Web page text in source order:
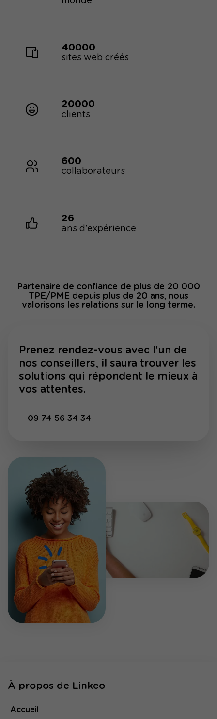
40000
sites web créés
20000
clients
600
collaborateurs
26
ans d'expérience
Partenaire de confiance de plus de 20 000
TPE/PME depuis plus de 20 ans, nous
valorisons les relations sur le long terme.
Prenez rendez-vous avec l'un de
nos conseillers, il saura trouver les
solutions qui répondent le mieux à
vos attentes.
09 74 56 34 34
À propos de Linkeo
Accueil